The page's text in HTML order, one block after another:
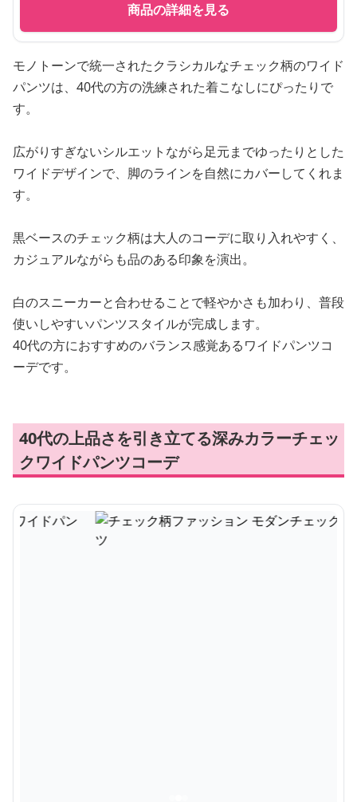
商品の詳細を見る
モノトーンで統一されたクラシカルなチェック柄のワイド
パンツは、40代の方の洗練された着こなしにぴったりで
す。
広がりすぎないシルエットながら足元までゆったりとした
ワイドデザインで、脚のラインを自然にカバーしてくれま
す。
黒ベースのチェック柄は大人のコーデに取り入れやすく、
カジュアルながらも品のある印象を演出。
白のスニーカーと合わせることで軽やかさも加わり、普段
使いしやすいパンツスタイルが完成します。
40代の方におすすめのバランス感覚あるワイドパンツコ
ーデです。
40代の上品さを引き立てる深みカラーチェッ
クワイドパンツコーデ